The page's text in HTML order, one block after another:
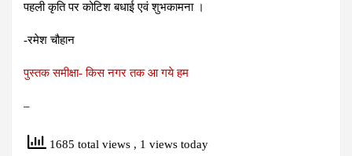
पहली कृति पर कोटिश बधाई एवं शुभकामना ।
-रमेश चौहान
पुस्‍तक समीक्षा- किस नगर तक आ गये हम
–
1685 total views , 1 views today